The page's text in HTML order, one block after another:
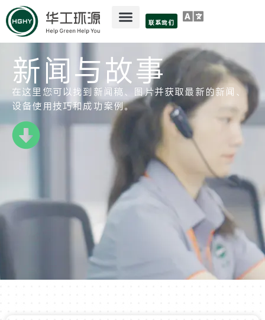
联系我们
新闻与故事
在这里您可以找到新闻稿、图片并获取最新的新闻、
设备使用技巧和成功案例。